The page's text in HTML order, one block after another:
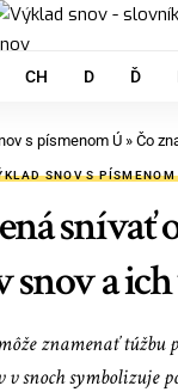
CH D Ď
s písmenom Ú » Čo
SNOV S PÍSMENOM
snívať
snov a
znamenať túžbu
snoch symbolizuje